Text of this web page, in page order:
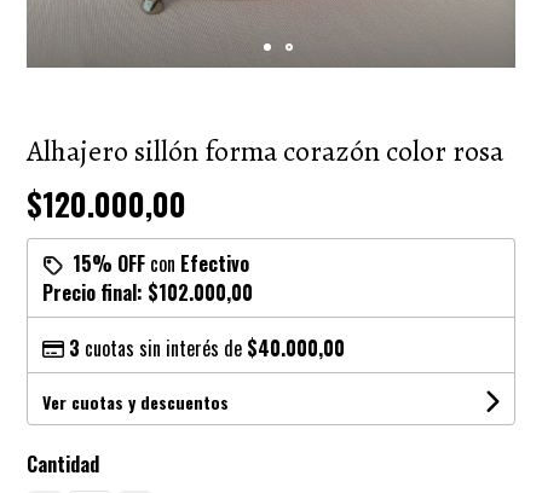
Alhajero sillón forma corazón color rosa
$120.000,00
15% OFF con Efectivo
Precio final: $102.000,00
3 cuotas sin interés de $40.000,00
Ver cuotas y descuentos
Cantidad